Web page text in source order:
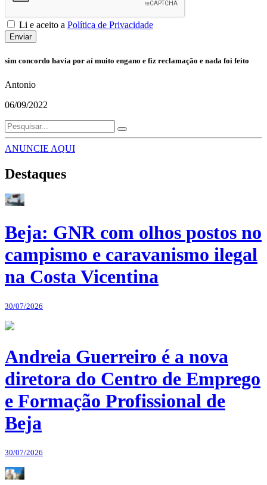
Li e aceito a Política de Privacidade
Enviar
sim concordo havia por aí muito engano e fiz reclamação e nada foi feito
Antonio
06/09/2022
ANUNCIE AQUI
Destaques
Beja: GNR com olhos postos no
campismo e caravanismo ilegal
na Costa Vicentina
30/07/2026
Andreia Guerreiro é a nova
diretora do Centro de Emprego
e Formação Profissional de
Beja
30/07/2026